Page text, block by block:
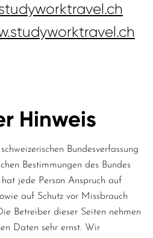
Hinweis
Bundesverfassung
Bestimmungen des Bundes
jede Person Anspruch auf
auf Schutz vor Missbrauch
Betreiber dieser Seiten nehmen
Daten sehr ernst. Wir